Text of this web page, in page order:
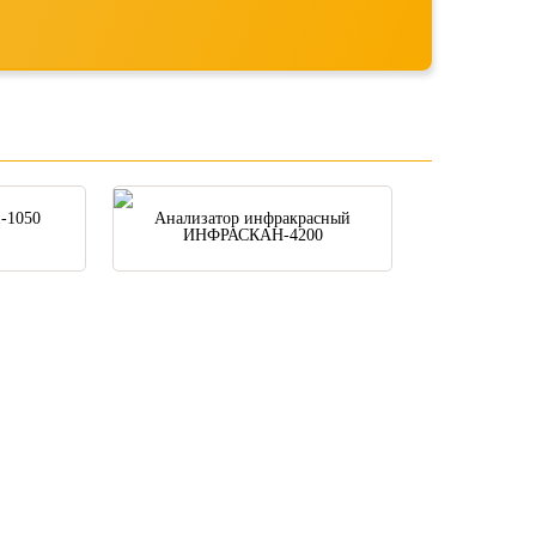
1050
Анализатор инфракрасный
ИНФРАСКАН-4200